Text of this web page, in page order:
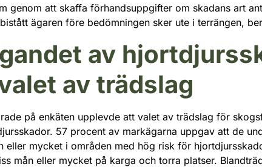
genom att skaffa förhandsuppgifter om skadans art
ägaren före bedömningen sker ute i terrängen,
av
av trädslag
på enkäten upplevde att valet av trädslag för
57 procent av markägarna uppgav att de
eller mycket i områden med hög risk för
mån eller mycket på karga och torra platser.